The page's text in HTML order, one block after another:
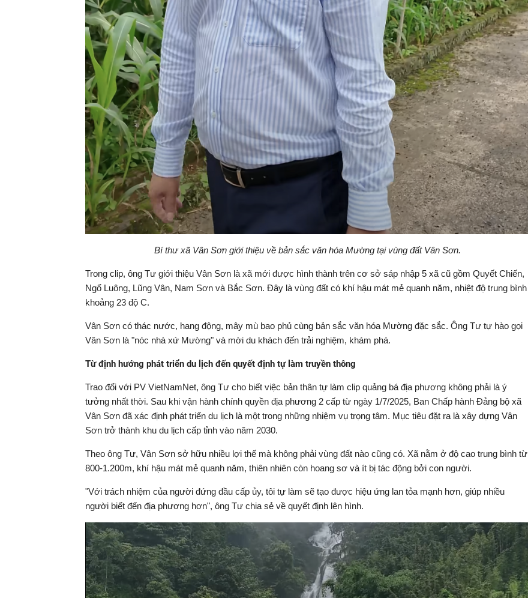
Bí thư xã Vân Sơn giới thiệu về bản sắc văn hóa Mường tại vùng đất Vân Sơn.
Trong clip, ông Tư giới thiệu Vân Sơn là xã mới được hình thành trên cơ sở sáp nhập 5 xã cũ gồm Quyết Chiến,
Ngổ Luông, Lũng Vân, Nam Sơn và Bắc Sơn. Đây là vùng đất có khí hậu mát mẻ quanh năm, nhiệt độ trung bình
khoảng 23 độ C.
Vân Sơn có thác nước, hang động, mây mù bao phủ cùng bản sắc văn hóa Mường đặc sắc. Ông Tư tự hào gọi
Vân Sơn là "nóc nhà xứ Mường" và mời du khách đến trải nghiệm, khám phá.
Từ định hướng phát triển du lịch đến quyết định tự làm truyền thông
Trao đổi với PV VietNamNet, ông Tư cho biết việc bản thân tự làm clip quảng bá địa phương không phải là ý
tưởng nhất thời. Sau khi vận hành chính quyền địa phương 2 cấp từ ngày 1/7/2025, Ban Chấp hành Đảng bộ xã
Vân Sơn đã xác định phát triển du lịch là một trong những nhiệm vụ trọng tâm. Mục tiêu đặt ra là xây dựng Vân
Sơn trở thành khu du lịch cấp tỉnh vào năm 2030.
Theo ông Tư, Vân Sơn sở hữu nhiều lợi thế mà không phải vùng đất nào cũng có. Xã nằm ở độ cao trung bình từ
800-1.200m, khí hậu mát mẻ quanh năm, thiên nhiên còn hoang sơ và ít bị tác động bởi con người.
"Với trách nhiệm của người đứng đầu cấp ủy, tôi tự làm sẽ tạo được hiệu ứng lan tỏa mạnh hơn, giúp nhiều
người biết đến địa phương hơn", ông Tư chia sẻ về quyết định lên hình.